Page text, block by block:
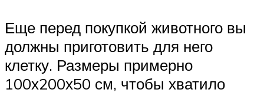
Еще перед покупкой животного вы
должны приготовить для него
клетку. Размеры примерно
100х200х50 см, чтобы хватило